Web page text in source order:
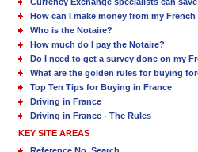
Currency Exchange specialists can
How can I make money from my French
Who is the Notaire?
How much do I pay the Notaire?
Do I need to get a survey done on my
What are the golden rules for buying
Top Ten Tips for Buying in France
Driving in France
Driving in France - The Rules
KEY SITE AREAS